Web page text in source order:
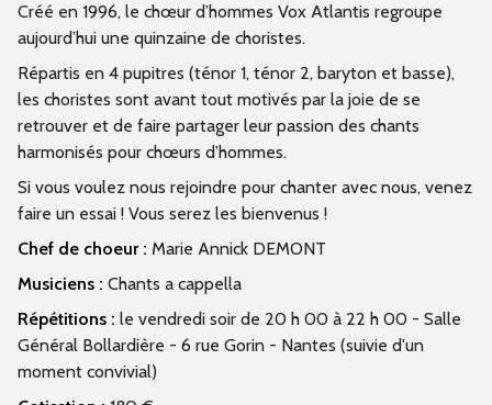
Créé en 1996, le chœur d’hommes Vox Atlantis regroupe
aujourd’hui une quinzaine de choristes.
Répartis en 4 pupitres (ténor 1, ténor 2, baryton et basse),
les choristes sont avant tout motivés par la joie de se
retrouver et de faire partager leur passion des chants
harmonisés pour chœurs d’hommes.
Si vous voulez nous rejoindre pour chanter avec nous, venez
faire un essai ! Vous serez les bienvenus !
Chef de choeur : Marie Annick DEMONT
Musiciens : Chants a cappella
Répétitions : le vendredi soir de 20 h 00 à 22 h 00 - Salle
Général Bollardière - 6 rue Gorin - Nantes (suivie d'un
moment convivial)